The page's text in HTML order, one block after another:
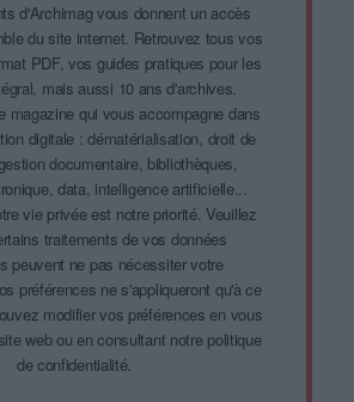
d'Archimag vous donnent un accès
du site internet. Retrouvez tous vos
PDF, vos guides pratiques pour les
mais aussi 10 ans d'archives.
magazine qui vous accompagne dans
digitale : dématérialisation, droit de
documentaire, bibliothèques,
data, intelligence artificielle...
vie privée est notre priorité. Veuillez
traitements de vos données
peuvent ne pas nécessiter votre
préférences ne s'appliqueront qu'à ce
modifier vos préférences en vous
web ou en consultant notre politique
de confidentialité.